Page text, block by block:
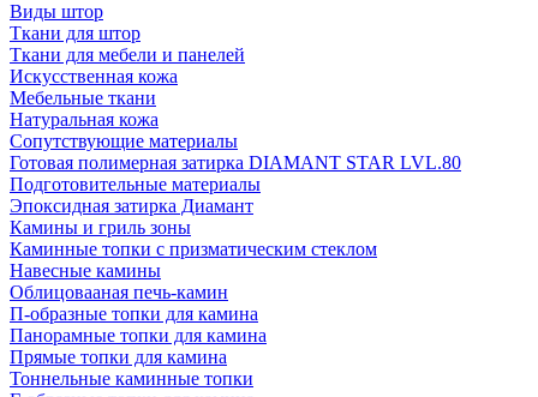
Виды штор
Ткани для штор
Ткани для мебели и панелей
Искусственная кожа
Мебельные ткани
Натуральная кожа
Сопутствующие материалы
Готовая полимерная затирка DIAMANT STAR LVL.80
Подготовительные материалы
Эпоксидная затирка Диамант
Камины и гриль зоны
Каминные топки с призматическим стеклом
Навесные камины
Облицовааная печь-камин
П-образные топки для камина
Панорамные топки для камина
Прямые топки для камина
Тоннельные каминные топки